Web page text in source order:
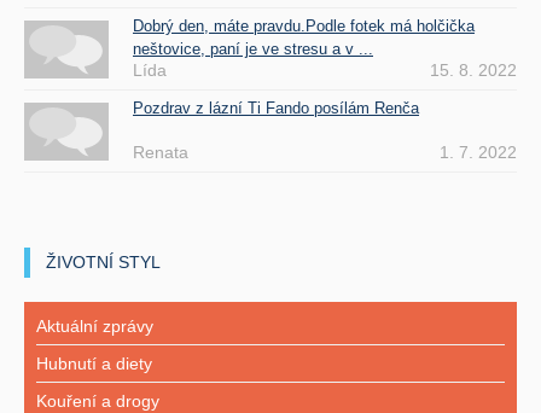
Dobrý den, máte pravdu.Podle fotek má holčička
neštovice, paní je ve stresu a v ...
Lída 15. 8. 2022
Pozdrav z lázní Ti Fando posílám Renča
Renata 1. 7. 2022
ŽIVOTNÍ STYL
Aktuální zprávy
Hubnutí a diety
Kouření a drogy